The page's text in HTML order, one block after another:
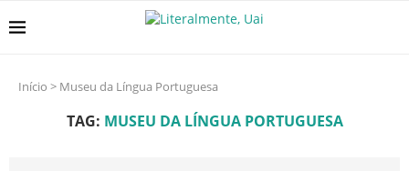
Início > Museu da Língua Portuguesa
TAG: MUSEU DA LÍNGUA PORTUGUESA